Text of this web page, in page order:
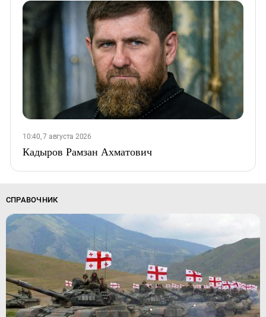
10:40, 7 августа 2026
Кадыров Рамзан Ахматович
СПРАВОЧНИК